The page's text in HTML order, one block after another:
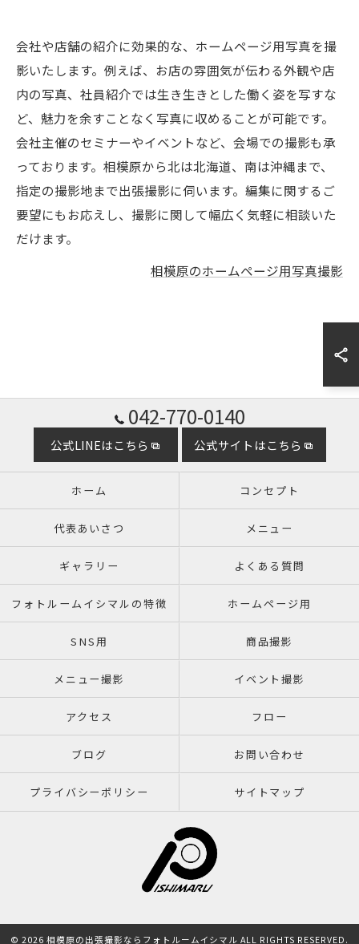
会社や店舗の紹介に効果的な、ホームページ用写真を撮
影いたします。例えば、お店の雰囲気が伝わる外観や店
内の写真、社員紹介では生き生きとした働く姿を写すな
ど、魅力を余すことなく写真に収めることが可能です。
会社主催のセミナーやイベントなど、会場での撮影も承
っております。相模原から北は北海道、南は沖縄まで、
指定の撮影地まで出張撮影に伺います。編集に関するご
要望にもお応えし、撮影に関して幅広く気軽に相談いた
だけます。
相模原のホームページ用写真撮影
042-770-0140
公式LINEはこちら 公式サイトはこちら
ホーム コンセプト
代表あいさつ メニュー
ギャラリー よくある質問
フォトルームイシマルの特徴 ホームページ用
SNS用 商品撮影
メニュー撮影 イベント撮影
アクセス フロー
ブログ お問い合わせ
プライバシーポリシー サイトマップ
© 2026 相模原の出張撮影ならフォトルームイシマル ALL RIGHTS RESERVED.